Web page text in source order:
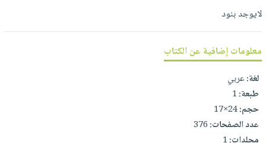
اكسسوارات
مطرزات
حقائب
حلي
عناية
بالذات
القراءة
بلا
نيل
وفرات
عن
الشركة
سياسة
الشركة
حسابك
لائحة
الأمنيات
لايوجد بنود
معلومات إضافية عن الكتاب
لغة:عربي
طبعة:1
حجم:24×17
عدد الصفحات:376